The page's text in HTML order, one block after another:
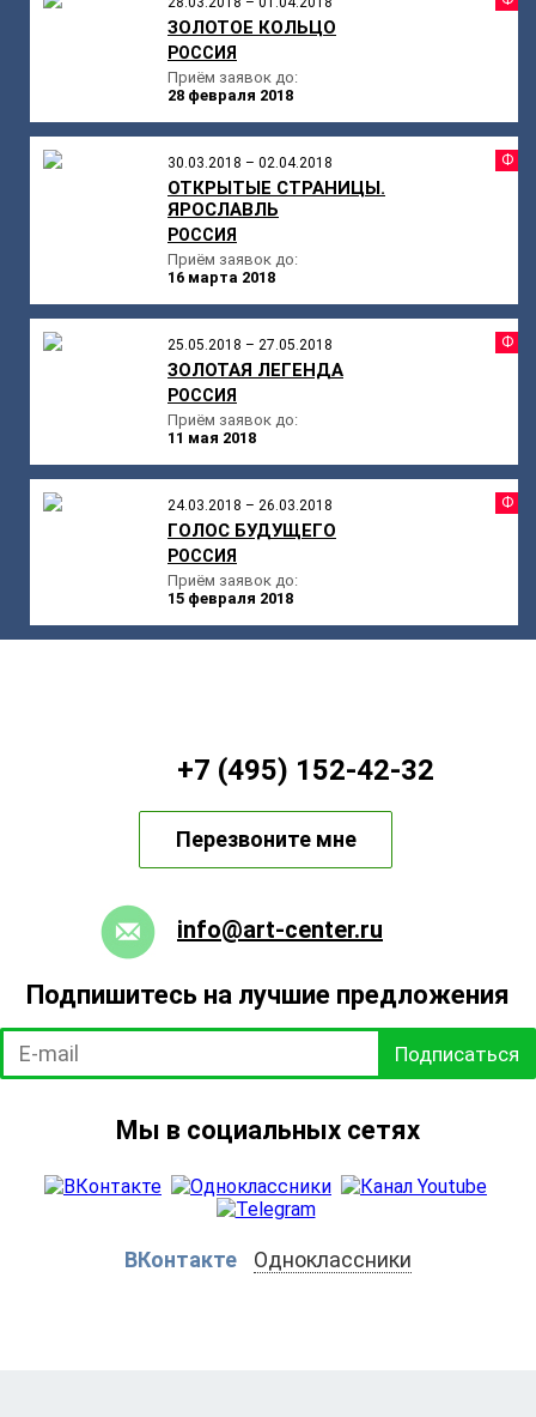
ЗОЛОТОЕ КОЛЬЦО
РОССИЯ
Приём заявок до:
28 февраля 2018
30.03.2018 – 02.04.2018
ОТКРЫТЫЕ СТРАНИЦЫ.
ЯРОСЛАВЛЬ
РОССИЯ
Приём заявок до:
16 марта 2018
25.05.2018 – 27.05.2018
ЗОЛОТАЯ ЛЕГЕНДА
РОССИЯ
Приём заявок до:
11 мая 2018
24.03.2018 – 26.03.2018
ГОЛОС БУДУЩЕГО
РОССИЯ
Приём заявок до:
15 февраля 2018
+7 (495) 152-42-32
Перезвоните мне
info@art-center.ru
Подпишитесь на лучшие предложения
Подписаться
Мы в социальных сетях
ВКонтакте Одноклассники